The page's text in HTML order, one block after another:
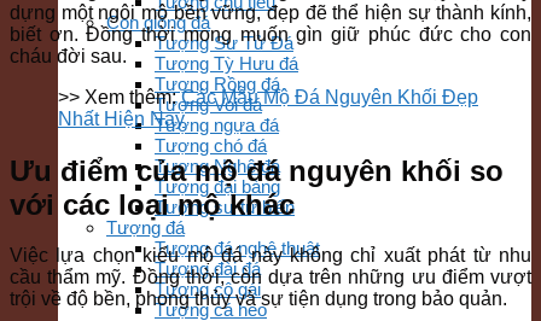
Con giống đá
Tượng Sư Tử Đá
Tượng Tỳ Hưu đá
Tượng Rồng đá
Tượng Voi đá
Tượng ngựa đá
Tượng chó đá
Tượng Nghê đá
Tượng đại bàng
Tượng sư tử biển
Tượng đá
Tượng đá nghệ thuật
Tượng đài đá
Tượng cô gái
Tượng cá heo
dựng một ngôi mộ bền vững, đẹp đẽ thể hiện sự thành kính,
biết ơn. Đồng thời mong muốn gìn giữ phúc đức cho con
cháu đời sau.
>> Xem thêm:Các Mẫu Mộ Đá Nguyên Khối Đẹp
Nhất Hiện Nay
Ưu điểm của mộ đá nguyên khối so
với các loại mộ khác
Việc lựa chọn kiểu mộ đá này không chỉ xuất phát từ nhu
cầu thẩm mỹ. Đồng thời, còn dựa trên những ưu điểm vượt
trội về độ bền, phong thủy và sự tiện dụng trong bảo quản.